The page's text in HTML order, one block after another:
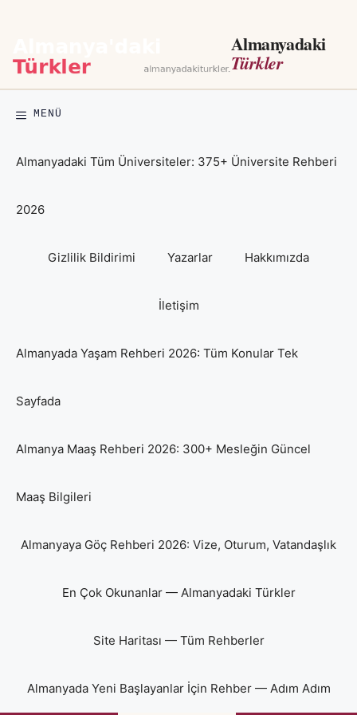
Almanyadaki
Türkler
MENÜ
Almanyadaki Tüm Üniversiteler: 375+ Üniversite Rehberi
2026
Gizlilik Bildirimi Yazarlar Hakkımızda
İletişim
Almanyada Yaşam Rehberi 2026: Tüm Konular Tek
Sayfada
Almanya Maaş Rehberi 2026: 300+ Mesleğin Güncel
Maaş Bilgileri
Almanyaya Göç Rehberi 2026: Vize, Oturum, Vatandaşlık
En Çok Okunanlar — Almanyadaki Türkler
Site Haritası — Tüm Rehberler
Almanyada Yeni Başlayanlar İçin Rehber — Adım Adım